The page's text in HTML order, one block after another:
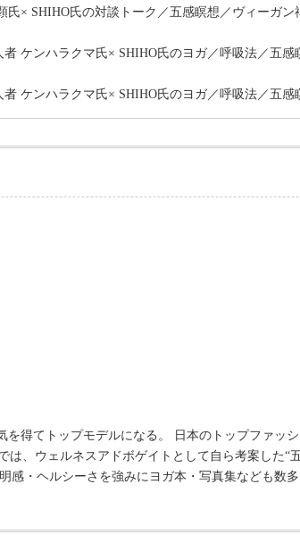
× SHIHO氏の対談トーク／五感瞑想／ヴィーガン
ケンハラクマ氏× SHIHO氏のヨガ／呼吸法／五感
ケンハラクマ氏× SHIHO氏のヨガ／呼吸法／五感
を得てトップモデルになる。 日本のトップファッ
は、ウェルネスアドボゲイトとして自ら考案した“
感・ヘルシーさを強みにヨガ本・写真集なども数